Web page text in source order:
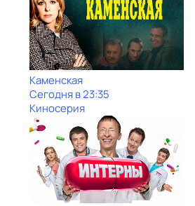
Каменская
Сегодня в 23:35
Киносерия